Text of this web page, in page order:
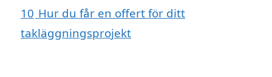
10 Hur du får en offert för ditt
takläggningsprojekt